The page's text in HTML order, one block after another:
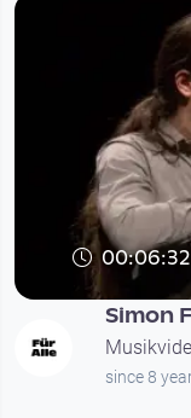
00:06:32
Simon
since 8